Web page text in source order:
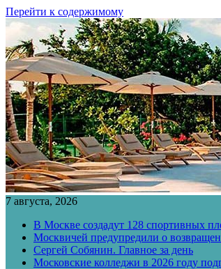
Перейти к содержимому
7 августа, 2026
В Москве создадут 128 спортивных
Москвичей предупредили о
Сергей Собянин. Главное за день
Московские колледжи в 2026 году